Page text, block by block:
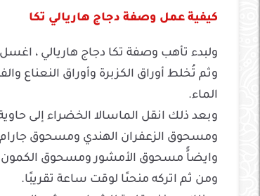
كيفية عمل وصفة دجاج هاريالي تكا
ولبدء تأهب وصفة تكا دجاج هاريالي ،
وثم تُخلط أوراق الكزبرة وأوراق
الماء.
وبعد ذلك انقل الماسالا الخضراء إلى
ومسحوق الزعفران الهندي ومسحوق جارام
وايضاًً مسحوق الأمشور ومسحوق الكمون
ومن ثم اتركه منحىًا لوقت ساعة تقريبًا.